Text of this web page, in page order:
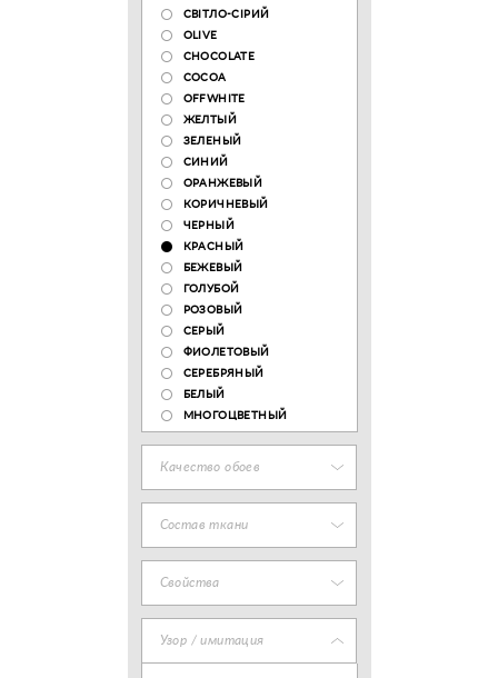
СВІТЛО-СІРИЙ
OLIVE
CHOCOLATE
COCOA
OFFWHITE
ЖЕЛТЫЙ
ЗЕЛЕНЫЙ
СИНИЙ
ОРАНЖЕВЫЙ
КОРИЧНЕВЫЙ
ЧЕРНЫЙ
КРАСНЫЙ
БЕЖЕВЫЙ
ГОЛУБОЙ
РОЗОВЫЙ
СЕРЫЙ
ФИОЛЕТОВЫЙ
СЕРЕБРЯНЫЙ
БЕЛЫЙ
МНОГОЦВЕТНЫЙ
Качество обоев
Состав ткани
Свойства
Узор / имитация